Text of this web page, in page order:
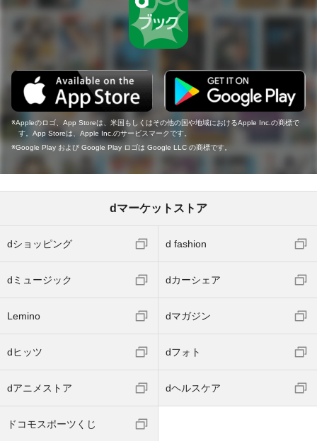
Appleのロゴ、App Storeは、米国もしくはその他の国や地域におけるApple Inc.の商標で
す。App Storeは、Apple Inc.のサービスマークです。
Google Play および Google Play ロゴは Google LLC の商標です。
dマーケットストア
dショッピング d fashion
dミュージック dカーシェア
Lemino dマガジン
dヒッツ dフォト
dアニメストア dヘルスケア
ドコモスポーツくじ